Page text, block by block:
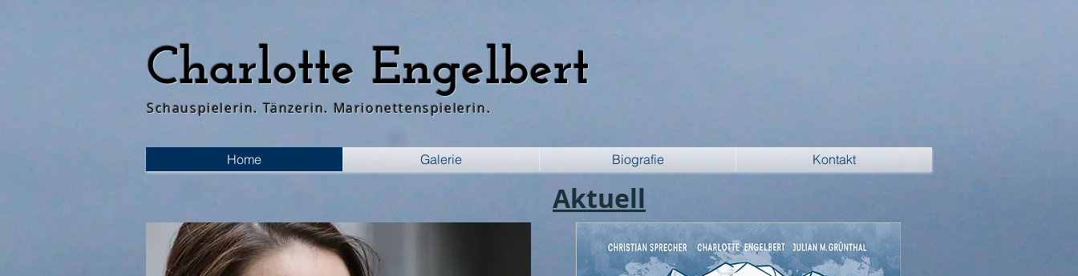
Charlotte Engelbert
Schauspielerin. Tänzerin. Marionettenspielerin.
Home Galerie Biografie Kontakt
Aktuell